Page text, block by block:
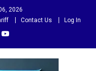
2026
Contact Us Log In